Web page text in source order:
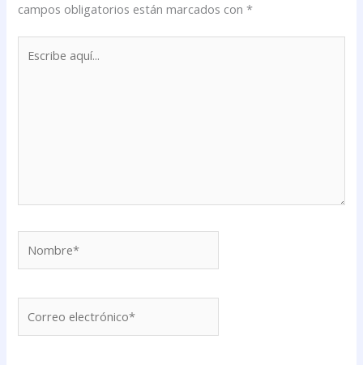
campos obligatorios están marcados con*
aquí...
electrónico*